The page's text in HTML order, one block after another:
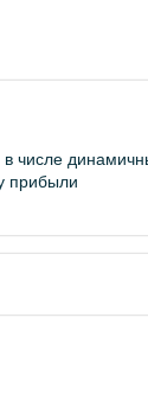
числе
прибыли